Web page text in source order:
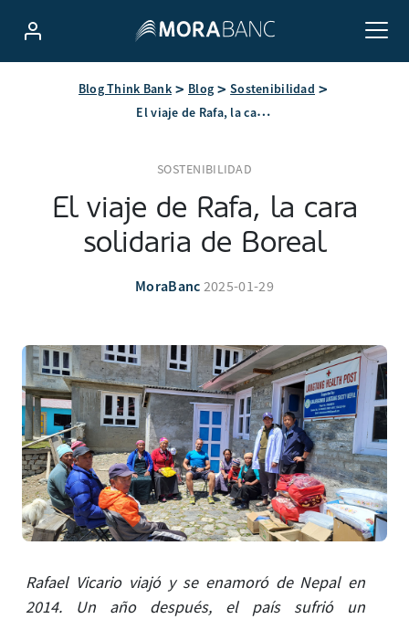
Blog Think Bank Blog Sostenibilidad
El viaje de Rafa, la cara solidaria de Boreal
SOSTENIBILIDAD
El viaje de Rafa, la cara
solidaria de Boreal
MoraBanc 2025-01-29
Rafael Vicario viajó y se enamoró de Nepal en
2014. Un año después, el país sufrió un